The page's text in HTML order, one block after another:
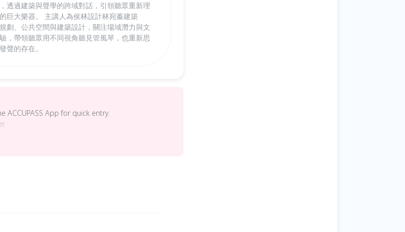
透過建築與聲學的跨域對話，引領聽眾重新理
巨大樂器。 主講人為侯林設計林宛蓁建築
劃、公共空間與建築設計，關注場域潛力與文
，帶領聽眾用不同視角聽見管風琴，也重新思
聲的存在。
App for quick entry.